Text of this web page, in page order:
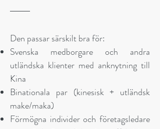
Den passar särskilt bra för:
Svenska medborgare och andra
utländska klienter med anknytning till
Kina
Binationala par (kinesisk + utländsk
make/maka)
Förmögna individer och företagsledare